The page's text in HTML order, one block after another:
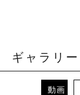
ギャラリー
動画